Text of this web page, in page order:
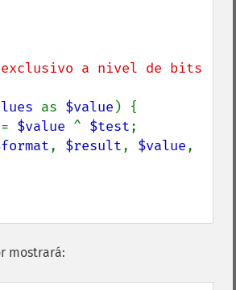
exclusivo a nivel de bits
as $value ) {
= $value ^ $test;
, $result, $value
mostrará: